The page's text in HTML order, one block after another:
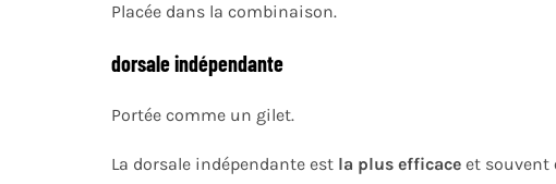
Placée dans la combinaison.
dorsale indépendante
Portée comme un gilet.
La dorsale indépendante est la plus efficace et souvent